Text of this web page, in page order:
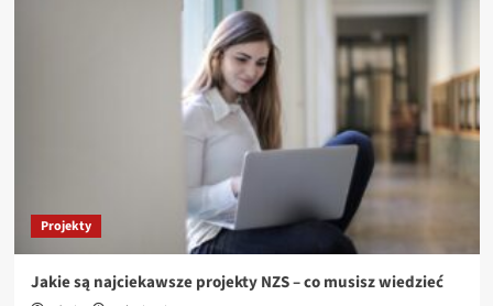
Projekty
Jakie są najciekawsze projekty NZS – co musisz wiedzieć